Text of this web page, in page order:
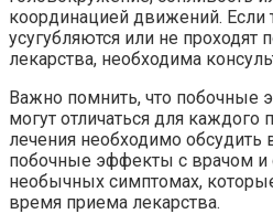
координацией движений. Если
усугубляются или не
лекарства, необходима
Важно помнить, что побочные
могут отличаться для каждого
лечения необходимо
побочные эффекты с врачом
необычных симптомах,
время приема лекарства.